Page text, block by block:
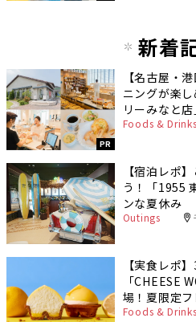
新着
PR
【名古屋・
ニングが楽
リーみなと
Foods & Drinks
【宿泊レポ
う！「1955
ンな夏休み
Outings
【実食レポ
「CHEESE
場！夏限定
Foods & Drinks